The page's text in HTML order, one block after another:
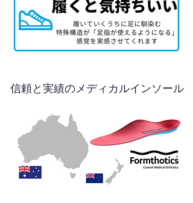
信頼と実績のメディカルインソール